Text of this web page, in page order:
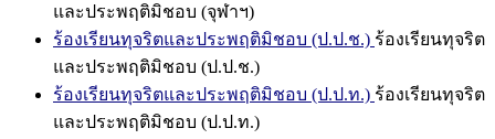
และประพฤติมิชอบ (จุฬาฯ)
ร้องเรียนทุจริตและประพฤติมิชอบ (ป.ป.ช.) ร้องเรียนทุจริต
และประพฤติมิชอบ (ป.ป.ช.)
ร้องเรียนทุจริตและประพฤติมิชอบ (ป.ป.ท.) ร้องเรียนทุจริต
และประพฤติมิชอบ (ป.ป.ท.)